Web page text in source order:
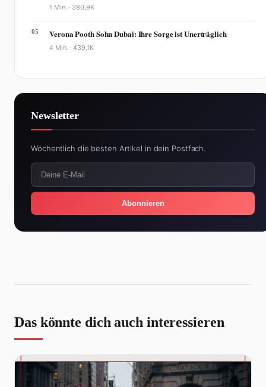
1 Min. · 380,9K
05 Verona Pooth Sohn Dubai: Ihre Sorge ist Unerträglich
4 Min. ·439,1K
Newsletter
Wöchentlich die besten Artikel in dein Postfach.
Abonnieren
Das könnte dich auch interessieren